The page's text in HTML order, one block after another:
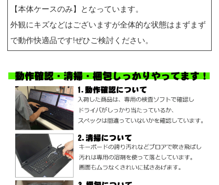
【本体ケースのみ】となっています。
外観にキズなどはございますが全体的な状態はまずまず
で動作快適品です!ぜひご検討ください。